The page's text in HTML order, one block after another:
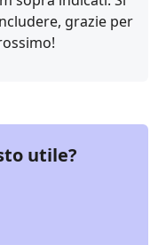
grazie per
utile?